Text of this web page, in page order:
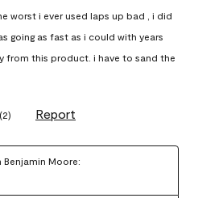
worst i ever used laps up bad , i did
going as fast as i could with years
from this product. i have to sand the
(2) Report
Moore: